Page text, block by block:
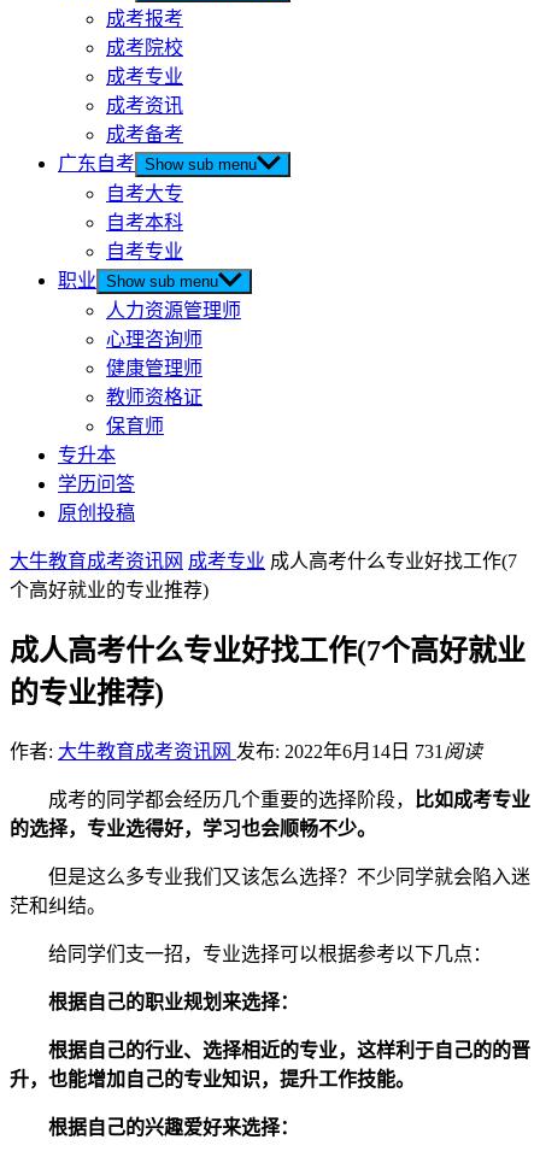
成考报考
成考院校
成考专业
成考资讯
成考备考
广东自考 Show sub menu
自考大专
自考本科
自考专业
职业 Show sub menu
人力资源管理师
心理咨询师
健康管理师
教师资格证
保育师
专升本
学历问答
原创投稿
大牛教育成考资讯网 成考专业 成人高考什么专业好找工作(7
个高好就业的专业推荐)
成人高考什么专业好找工作(7个高好就业
的专业推荐)
作者: 大牛教育成考资讯网 发布: 2022年6月14日 731 阅读
成考的同学都会经历几个重要的选择阶段，
比如成考专业
的选择，专业选得好，学习也会顺畅不少。
但是这么多专业我们又该怎么选择？不少同学就会陷入迷
茫和纠结。
给同学们支一招，专业选择可以根据参考以下几点：
根据自己的职业规划来选择：
根据自己的行业、选择相近的专业，这样利于自己的的晋
升，也能增加自己的专业知识，提升工作技能。
根据自己的兴趣爱好来选择：